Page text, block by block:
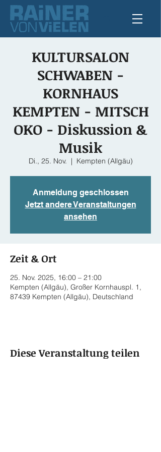
KULTURSALON
SCHWABEN -
KORNHAUS
KEMPTEN - MITSCH
OKO - Diskussion &
Musik
Di., 25. Nov.
  |
Kempten (Allgäu)
Anmeldung geschlossen
Jetzt andere Veranstaltungen
ansehen
Zeit & Ort
25. Nov. 2025, 16:00 – 21:00
Kempten (Allgäu), Großer Kornhauspl. 1,
87439 Kempten (Allgäu), Deutschland
Diese Veranstaltung teilen